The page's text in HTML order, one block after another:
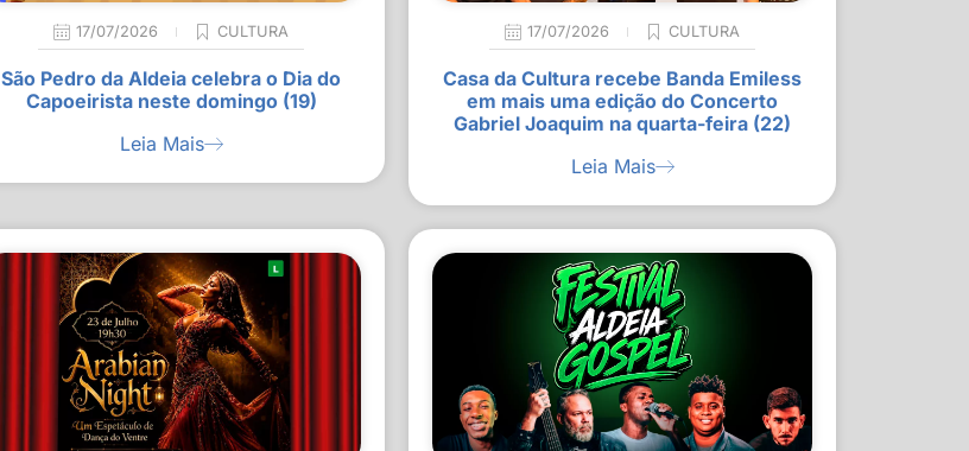
17/07/2026 CULTURA
São Pedro da Aldeia celebra o Dia do
Capoeirista neste domingo (19)
Leia Mais
17/07/2026 CULTURA
Casa da Cultura recebe Banda Emiless
em mais uma edição do Concerto
Gabriel Joaquim na quarta-feira (22)
Leia Mais